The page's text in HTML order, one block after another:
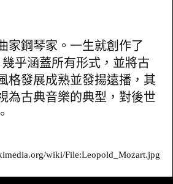
家鋼琴家。一生就創作了
乎涵蓋所有形式，並將古
格發展成熟並發揚遠播，其
為古典音樂的典型，對後世
wiki/File:Leopold_Mozart.jpg